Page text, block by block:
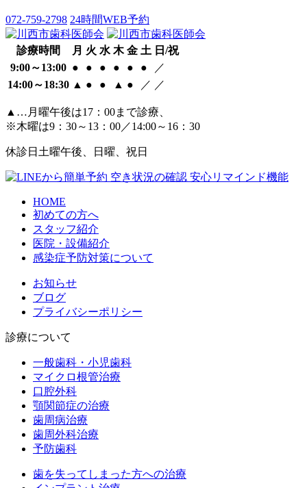
072-759-2798 24時間WEB予約
診療時間 月 火 水 木 金 土 日/祝
9:00～13:00 ● ● ● ● ● ●
／
14:00～18:30 ▲ ● ● ▲ ● ／ ／
▲…月曜午後は17：00まで診療、
※木曜は9：30～13：00／14:00～16：30
休診日 土曜午後、日曜、祝日
HOME
初めての方へ
スタッフ紹介
医院・設備紹介
感染症予防対策について
お知らせ
ブログ
プライバシーポリシー
診療について
一般歯科・小児歯科
マイクロ根管治療
口腔外科
顎関節症の治療
歯周病治療
歯周外科治療
予防歯科
歯を失ってしまった方への治療